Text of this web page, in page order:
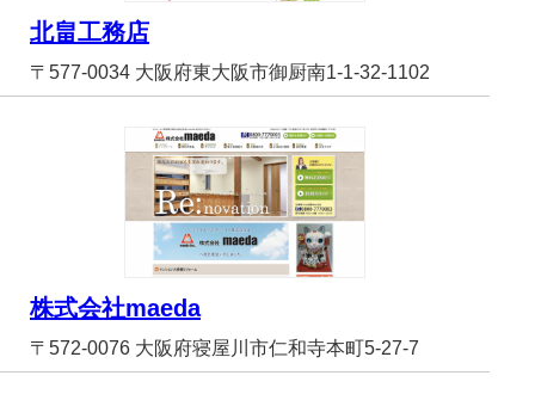
北畠工務店
〒577-0034 大阪府東大阪市御厨南1-1-32-1102
株式会社maeda
〒572-0076 大阪府寝屋川市仁和寺本町5-27-7